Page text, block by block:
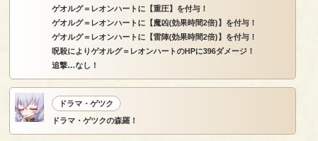
ゲオルグ＝レオンハートに【重圧】を付与！
ゲオルグ＝レオンハートに【魔凶(効果時間2倍)】を付与！
ゲオルグ＝レオンハートに【雷陣(効果時間2倍)】を付与！
呪殺によりゲオルグ＝レオンハートのHPに396ダメージ！
追撃…なし！
ドラマ・ゲツク
ドラマ・ゲツクの森羅！